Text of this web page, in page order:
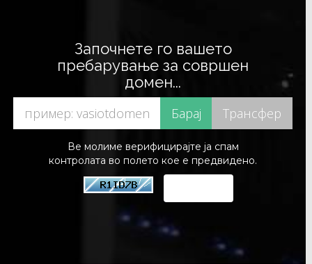
Започнете го вашето
пребарување за совршен
домен...
Ве молиме верифицирајте ја спам
контролата во полето кое е предвидено.